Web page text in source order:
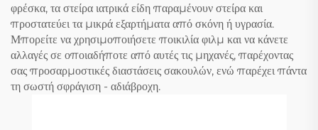
φρέσκα, τα στείρα ιατρικά είδη παραμένουν στείρα και
προστατεύει τα μικρά εξαρτήματα από σκόνη ή υγρασία.
Μπορείτε να χρησιμοποιήσετε ποικιλία φιλμ και να κάνετε
αλλαγές σε οποιαδήποτε από αυτές τις μηχανές, παρέχοντας
σας προσαρμοστικές διαστάσεις σακουλών, ενώ παρέχει πάντα
τη σωστή σφράγιση - αδιάβροχη.